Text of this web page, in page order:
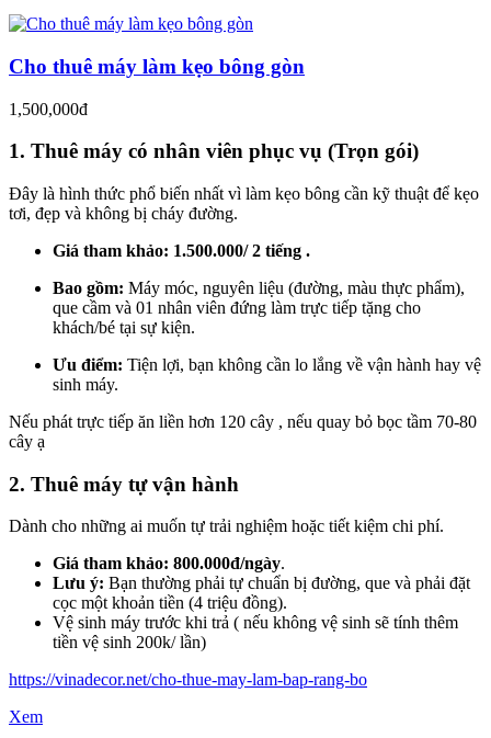
Cho thuê máy làm kẹo bông gòn
1,500,000đ
1. Thuê máy có nhân viên phục vụ (Trọn gói)
Đây là hình thức phổ biến nhất vì làm kẹo bông cần kỹ thuật để kẹo
tơi, đẹp và không bị cháy đường.
Giá tham khảo: 1.500.000/ 2 tiếng .
Bao gồm: Máy móc, nguyên liệu (đường, màu thực phẩm),
que cầm và 01 nhân viên đứng làm trực tiếp tặng cho
khách/bé tại sự kiện.
Ưu điểm: Tiện lợi, bạn không cần lo lắng về vận hành hay vệ
sinh máy.
Nếu phát trực tiếp ăn liền hơn 120 cây , nếu quay bỏ bọc tầm 70-80
cây ạ
2. Thuê máy tự vận hành
Dành cho những ai muốn tự trải nghiệm hoặc tiết kiệm chi phí.
Giá tham khảo: 800.000đ/ngày.
Lưu ý: Bạn thường phải tự chuẩn bị đường, que và phải đặt
cọc một khoản tiền (4 triệu đồng).
Vệ sinh máy trước khi trả ( nếu không vệ sinh sẽ tính thêm
tiền vệ sinh 200k/ lần)
https://vinadecor.net/cho-thue-may-lam-bap-rang-bo
Xem